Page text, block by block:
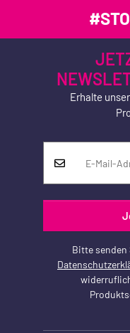
Erhalte
Bitte senden